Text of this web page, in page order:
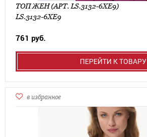
ТОП ЖЕН (АРТ. LS.3132-6XE9)
LS.3132-6XE9
761 руб.
ПЕРЕЙТИ К ТОВАРУ
в избранное